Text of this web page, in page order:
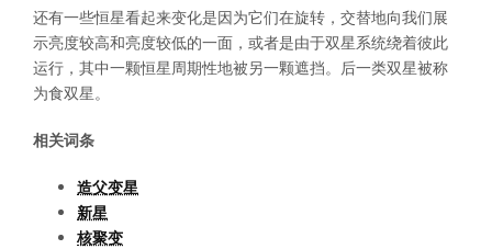
还有一些恒星看起来变化是因为它们在旋转，交替地向我们展
示亮度较高和亮度较低的一面，或者是由于双星系统绕着彼此
运行，其中一颗恒星周期性地被另一颗遮挡。后一类双星被称
为食双星。
相关词条
造父变星
新星
核聚变